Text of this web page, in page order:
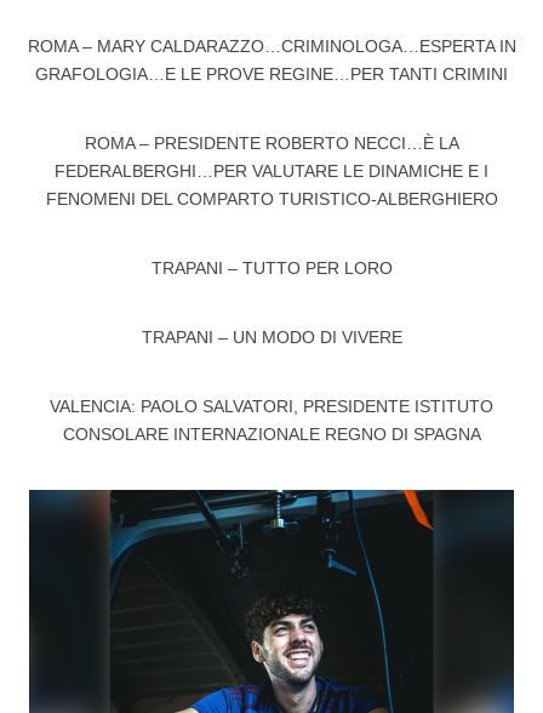
ROMA – MARY CALDARAZZO…CRIMINOLOGA…ESPERTA IN
GRAFOLOGIA…E LE PROVE REGINE…PER TANTI CRIMINI
ROMA – PRESIDENTE ROBERTO NECCI…È LA
FEDERALBERGHI…PER VALUTARE LE DINAMICHE E I
FENOMENI DEL COMPARTO TURISTICO-ALBERGHIERO
TRAPANI – TUTTO PER LORO
TRAPANI – UN MODO DI VIVERE
VALENCIA: PAOLO SALVATORI, PRESIDENTE ISTITUTO
CONSOLARE INTERNAZIONALE REGNO DI SPAGNA